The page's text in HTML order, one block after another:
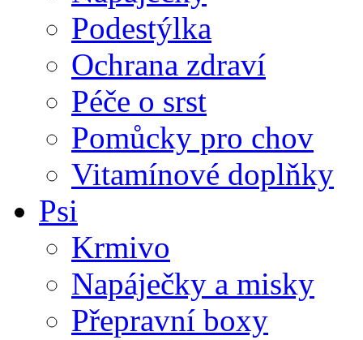
Podestýlka
Ochrana zdraví
Péče o srst
Pomůcky pro chov
Vitamínové doplňky
Psi
Krmivo
Napáječky a misky
Přepravní boxy